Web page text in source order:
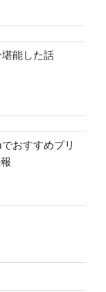
能した話
おすすめプリ